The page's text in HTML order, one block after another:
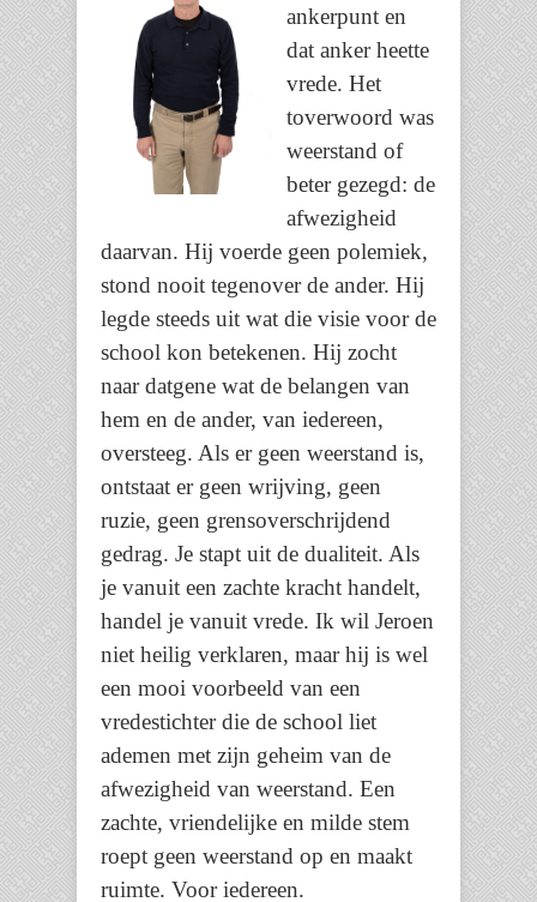
ankerpunt en
dat anker heette
vrede. Het
toverwoord was
weerstand of
beter gezegd: de
afwezigheid
daarvan. Hij voerde geen polemiek,
stond nooit tegenover de ander. Hij
legde steeds uit wat die visie voor de
school kon betekenen. Hij zocht
naar datgene wat de belangen van
hem en de ander, van iedereen,
oversteeg. Als er geen weerstand is,
ontstaat er geen wrijving, geen
ruzie, geen grensoverschrijdend
gedrag. Je stapt uit de dualiteit. Als
je vanuit een zachte kracht handelt,
handel je vanuit vrede. Ik wil Jeroen
niet heilig verklaren, maar hij is wel
een mooi voorbeeld van een
vredestichter die de school liet
ademen met zijn geheim van de
afwezigheid van weerstand. Een
zachte, vriendelijke en milde stem
roept geen weerstand op en maakt
ruimte. Voor iedereen.